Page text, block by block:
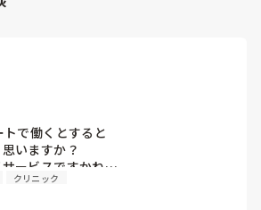
と感じることもある反面、ペアの先輩
けど、ペアの新人はのんびり記録して
」と声をかけても、「記録終わってな
いう、意欲があまり感じられず…これ
の新人の性格かな？とも思いました
当てはまりました。。。時代柄でしょ
で働くとすると
いますか？
ービスですかね…
クリニック